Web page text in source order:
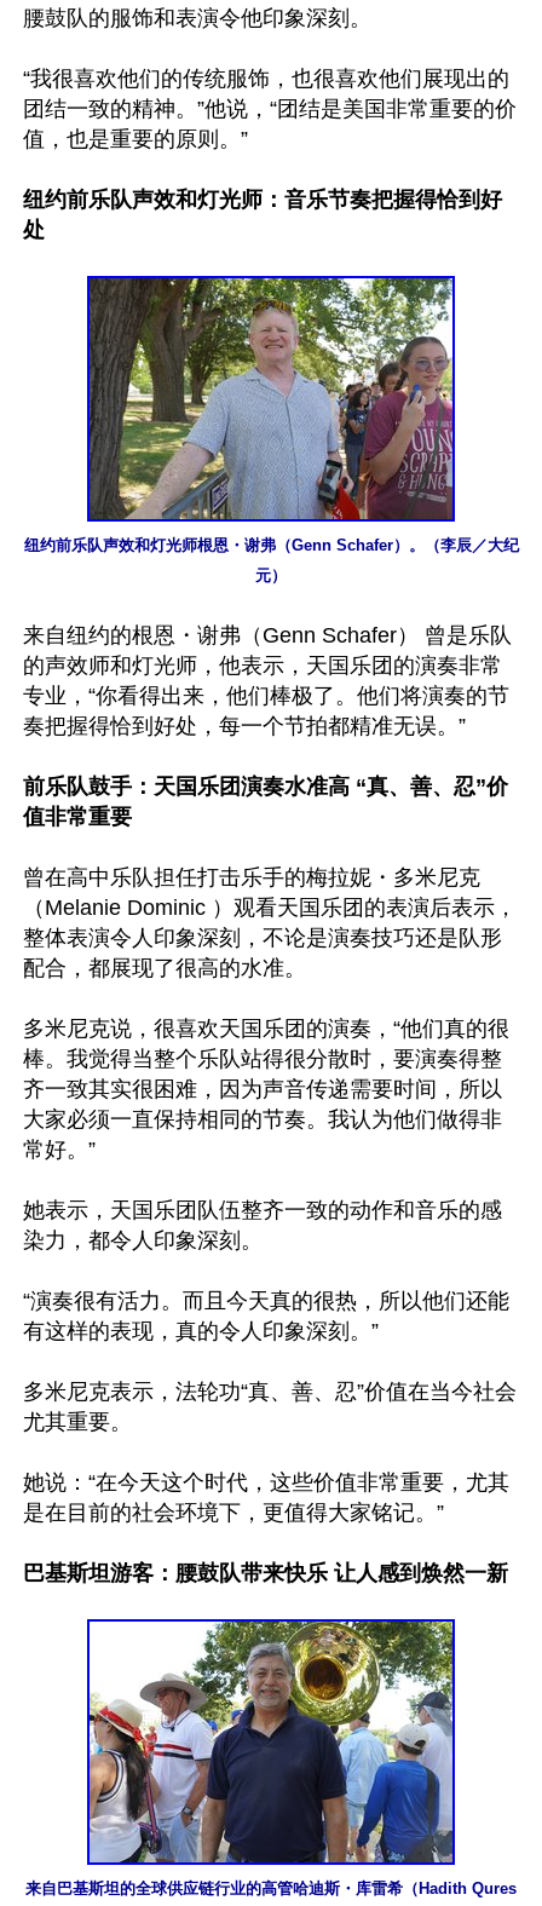
腰鼓队的服饰和表演令他印象深刻。
“我很喜欢他们的传统服饰，也很喜欢他们展现出的
团结一致的精神。”他说，“团结是美国非常重要的价
值，也是重要的原则。”
纽约前乐队声效和灯光师：音乐节奏把握得恰到好
处
纽约前乐队声效和灯光师根恩・谢弗（Genn Schafer）。（李辰／大纪
元）
来自纽约的根恩・谢弗（Genn Schafer） 曾是乐队
的声效师和灯光师，他表示，天国乐团的演奏非常
专业，“你看得出来，他们棒极了。他们将演奏的节
奏把握得恰到好处，每一个节拍都精准无误。”
前乐队鼓手：天国乐团演奏水准高 “真、善、忍”价
值非常重要
曾在高中乐队担任打击乐手的梅拉妮・多米尼克
（Melanie Dominic ）观看天国乐团的表演后表示，
整体表演令人印象深刻，不论是演奏技巧还是队形
配合，都展现了很高的水准。
多米尼克说，很喜欢天国乐团的演奏，“他们真的很
棒。我觉得当整个乐队站得很分散时，要演奏得整
齐一致其实很困难，因为声音传递需要时间，所以
大家必须一直保持相同的节奏。我认为他们做得非
常好。”
她表示，天国乐团队伍整齐一致的动作和音乐的感
染力，都令人印象深刻。
“演奏很有活力。而且今天真的很热，所以他们还能
有这样的表现，真的令人印象深刻。”
多米尼克表示，法轮功“真、善、忍”价值在当今社会
尤其重要。
她说：“在今天这个时代，这些价值非常重要，尤其
是在目前的社会环境下，更值得大家铭记。”
巴基斯坦游客：腰鼓队带来快乐 让人感到焕然一新
来自巴基斯坦的全球供应链行业的高管哈迪斯・库雷希（Hadith Qures